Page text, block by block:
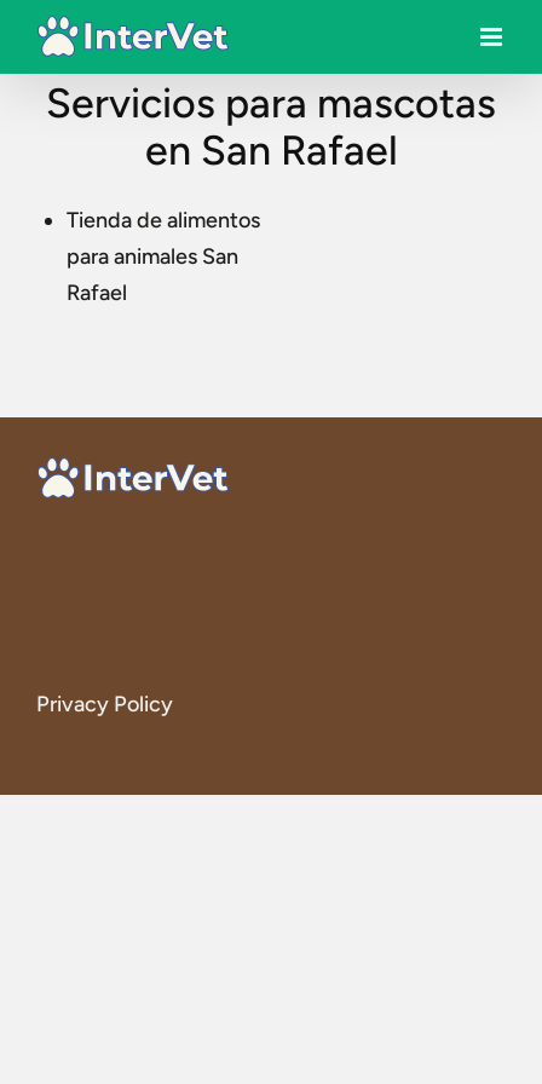
Servicios para mascotas
en San Rafael
Tienda de alimentos
para animales San
Rafael
Privacy Policy